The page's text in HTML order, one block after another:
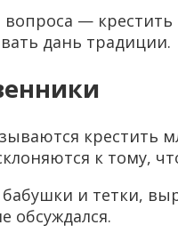
— крестить
дань традиции.
крестить
к тому,
и тетки,
обсуждался.